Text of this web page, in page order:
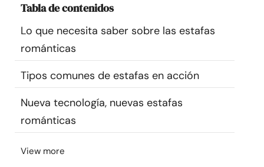
Comunidad
Encuentra un terapeuta
Idioma
Sobre nosotros Contáctanos Escríbenos
Publicidad con
nosotros
Tabla de contenidos
Lo que necesita saber sobre las estafas
románticas
Tipos comunes de estafas en acción
Nueva tecnología, nuevas estafas
románticas
View more